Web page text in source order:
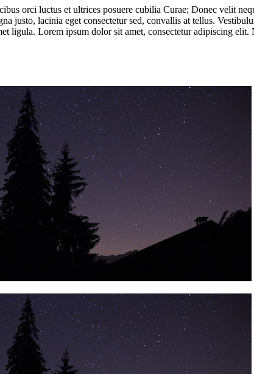
orci luctus et ultrices posuere cubilia Curae; Donec velit
justo, lacinia eget consectetur sed, convallis at tellus.
ligula. Lorem ipsum dolor sit amet, consectetur adipiscing